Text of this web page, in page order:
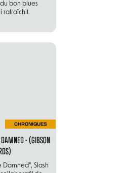
bon blues
rafraîchit.
CHRONIQUES
- (GIBSON
Damned", Slash